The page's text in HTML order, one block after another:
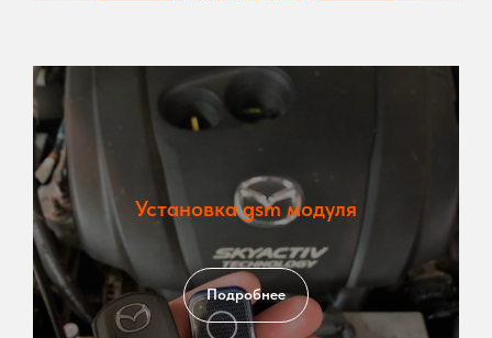
Установка gsm модуля
Подробнее